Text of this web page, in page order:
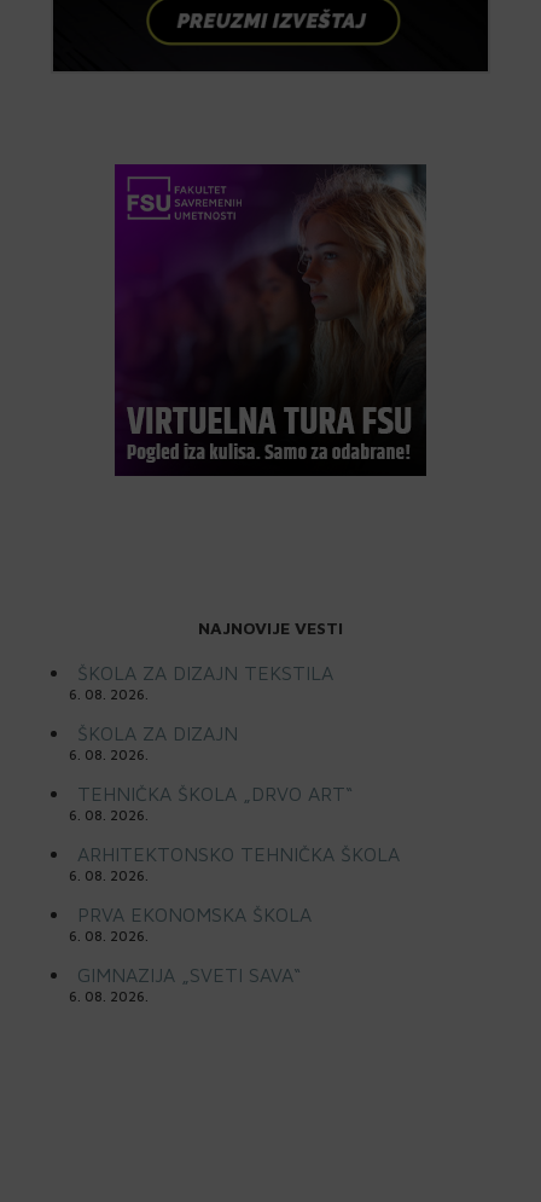
NAJNOVIJE VESTI
ŠKOLA ZA DIZAJN TEKSTILA
6. 08. 2026.
ŠKOLA ZA DIZAJN
6. 08. 2026.
TEHNIČKA ŠKOLA „DRVO ART“
6. 08. 2026.
ARHITEKTONSKO TEHNIČKA ŠKOLA
6. 08. 2026.
PRVA EKONOMSKA ŠKOLA
6. 08. 2026.
GIMNAZIJA „SVETI SAVA“
6. 08. 2026.